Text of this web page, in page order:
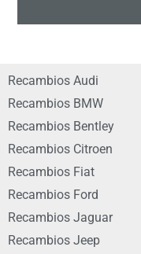
Recambios Audi
Recambios BMW
Recambios Bentley
Recambios Citroen
Recambios Fiat
Recambios Ford
Recambios Jaguar
Recambios Jeep